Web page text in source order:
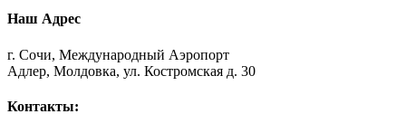
Наш Адрес
г. Сочи, Международный Аэропорт
Адлер, Молдовка, ул. Костромская д. 30
Контакты: